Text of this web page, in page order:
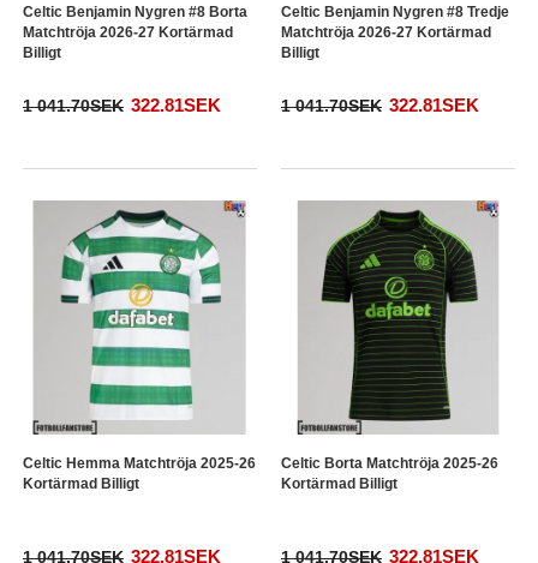
Celtic Benjamin Nygren #8 Borta
Matchtröja 2026-27 Kortärmad
Billigt
1 041.70SEK 322.81SEK
Celtic Benjamin Nygren #8 Tredje
Matchtröja 2026-27 Kortärmad
Billigt
1 041.70SEK 322.81SEK
Celtic Hemma Matchtröja 2025-26
Kortärmad Billigt
1 041.70SEK 322.81SEK
Celtic Borta Matchtröja 2025-26
Kortärmad Billigt
1 041.70SEK 322.81SEK